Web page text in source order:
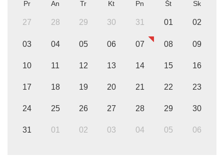
Pr An Tr Kt Pn Št Sk
27 28 29 30 31 01 02
03 04 05 06 07 08 09
10 11 12 13 14 15 16
17 18 19 20 21 22 23
24 25 26 27 28 29 30
31 01 02 03 04 05 06